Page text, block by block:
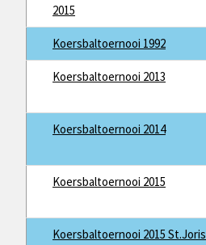
2015
Koersbaltoernooi 1992
Koersbaltoernooi 2013
Koersbaltoernooi 2014
Koersbaltoernooi 2015
Koersbaltoernooi 2015 St.Joris